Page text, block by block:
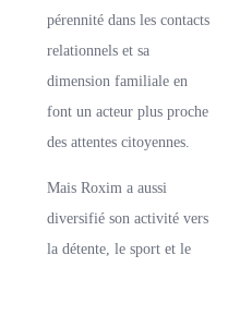
pérennité dans les contacts
relationnels et sa
dimension familiale en
font un acteur plus proche
des attentes citoyennes.
Mais Roxim a aussi
diversifié son activité vers
la détente, le sport et le